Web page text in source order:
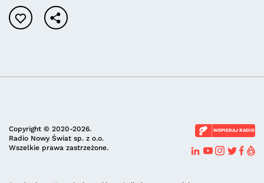
Copyright © 2020-2026.
Radio Nowy Świat sp. z o.o.
Wszelkie prawa zastrzeżone.
WSPIERAJ RADIO